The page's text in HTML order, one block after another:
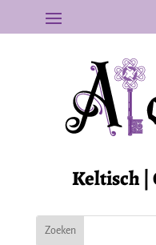
Keltisch |